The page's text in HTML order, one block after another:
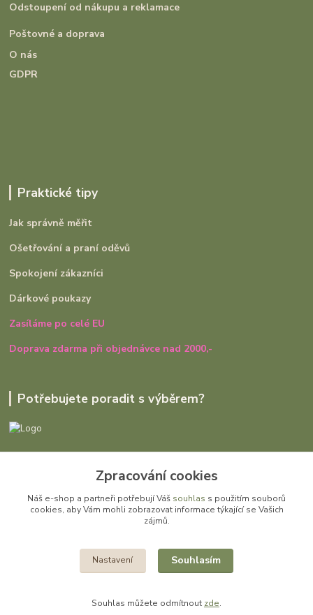
Odstoupení od nákupu a reklamace
Poštovné a doprava
O nás
GDPR
Praktické tipy
Jak správně měřit
Ošetřování a praní oděvů
Spokojení zákazníci
Dárkové poukazy
Zasíláme po celé EU
Doprava zdarma při objednávce nad 2000,-
Potřebujete poradit s výběrem?
+420 727 979 401
info@gomi.cz
Zpracování cookies
Náš e-shop a partneři potřebují Váš souhlas s použitím souborů
cookies, aby Vám mohli zobrazovat informace týkající se Vašich
zájmů.
Nastavení Souhlasím
Souhlas můžete odmítnout zde.